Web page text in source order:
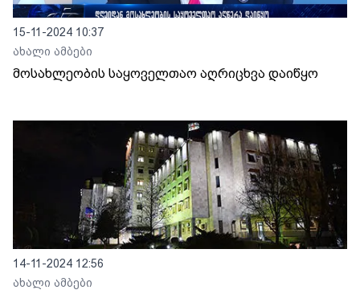
15-11-2024 10:37
ახალი ამბები
მოსახლეობის საყოველთაო აღრიცხვა დაიწყო
14-11-2024 12:56
ახალი ამბები